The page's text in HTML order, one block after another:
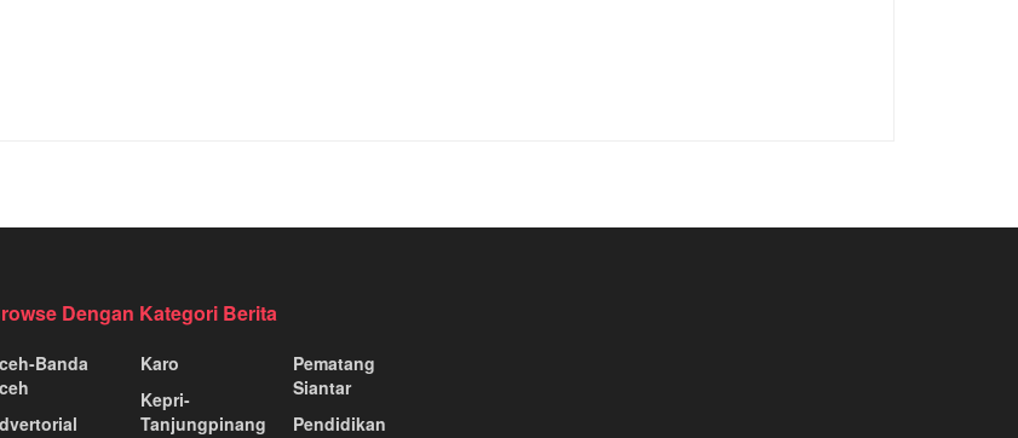
Dengan Kategori Berita
Banda
Karo
Kepri-
Tanjungpinang
Pematang
Siantar
Pendidikan